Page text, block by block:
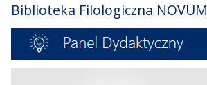
Biblioteka Filologiczna NOVUM